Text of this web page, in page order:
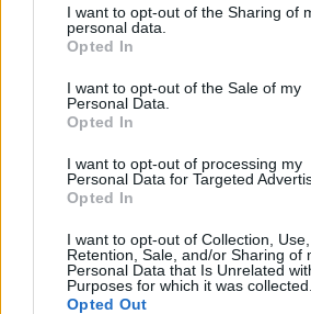
I want to opt-out of the Sharing of
personal data.
Opted In
I want to opt-out of the Sale of my
Personal Data.
Opted In
I want to opt-out of processing my
Personal Data for Targeted
Opted In
I want to opt-out of Collection, Use,
Retention, Sale, and/or Sharing of
Personal Data that Is Unrelated
Purposes for which it was collected.
Opted Out
Δεν θα λειτουργήσουν λόγω
καιρικών συνθηκών, της
επικράτησης πολύ χαμηλών
συνθήκες που πρόκειται να
μετακίνηση των μαθητών, τα
περιφέρεια του Δήμου:
Δημοτικό Σχολείο Ιωλκού,